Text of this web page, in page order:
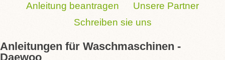
Anleitung beantragen
Unsere Partner
Schreiben sie uns
Anleitungen für Waschmaschinen -
Daewoo